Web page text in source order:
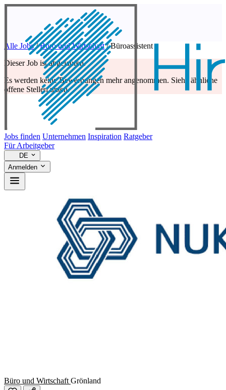
Jobs finden Unternehmen Inspiration Ratgeber
Für Arbeitgeber
DE
Anmelden
Alle Jobs / Büro und Wirtschaft / Büroassistent
Dieser Job ist abgelaufen.
Es werden keine Bewerbungen mehr angenommen. Siehe ähnliche
offene Stellen unten.
Büro und Wirtschaft Grönland